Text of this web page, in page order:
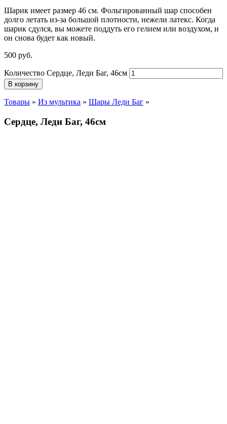
Шарик имеет размер 46 см. Фольгированный шар способен
долго летать из-за большой плотности, нежели латекс. Когда
шарик сдулся, вы можете поддуть его гелием или воздухом, и
он снова будет как новый.
500 руб.
Количество Сердце, Леди Баг, 46см
В корзину
Товары » Из мультика » Шары Леди Баг »
Сердце, Леди Баг, 46см